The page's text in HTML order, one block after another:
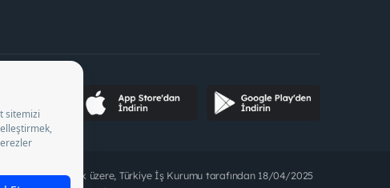
bulunmak üzere, Türkiye İş Kurumu tarafından 18/04/2025